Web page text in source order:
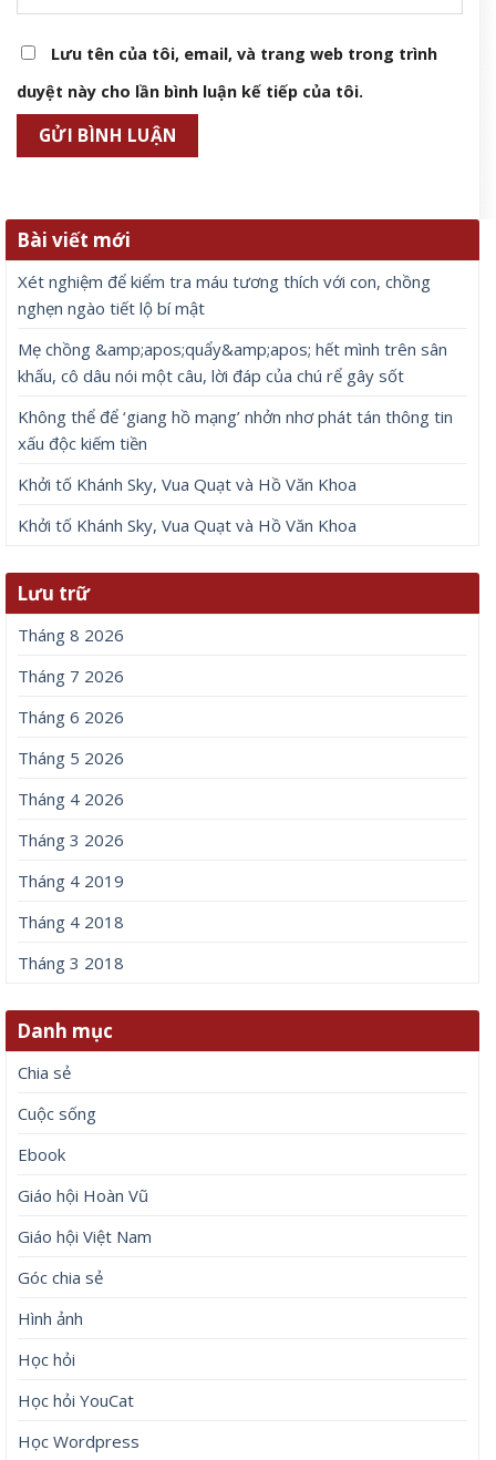
Lưu tên của tôi, email, và trang web trong trình
duyệt này cho lần bình luận kế tiếp của tôi.
Bài viết mới
Xét nghiệm để kiểm tra máu tương thích với con, chồng
nghẹn ngào tiết lộ bí mật
Mẹ chồng &amp;apos;quẩy&amp;apos; hết mình trên sân
khấu, cô dâu nói một câu, lời đáp của chú rể gây sốt
Không thể để ‘giang hồ mạng’ nhởn nhơ phát tán thông tin
xấu độc kiếm tiền
Khởi tố Khánh Sky, Vua Quạt và Hồ Văn Khoa
Khởi tố Khánh Sky, Vua Quạt và Hồ Văn Khoa
Lưu trữ
Tháng 8 2026
Tháng 7 2026
Tháng 6 2026
Tháng 5 2026
Tháng 4 2026
Tháng 3 2026
Tháng 4 2019
Tháng 4 2018
Tháng 3 2018
Danh mục
Chia sẻ
Cuộc sống
Ebook
Giáo hội Hoàn Vũ
Giáo hội Việt Nam
Góc chia sẻ
Hình ảnh
Học hỏi
Học hỏi YouCat
Học Wordpress